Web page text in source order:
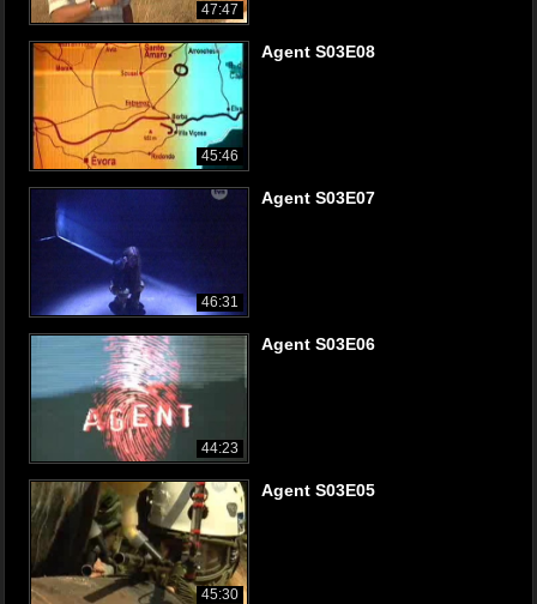
47:47
45:46
Agent S03E08
46:31
Agent S03E07
44:23
Agent S03E06
45:30
Agent S03E05